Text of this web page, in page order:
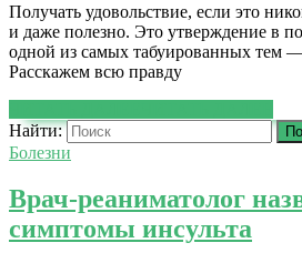
Получать удовольствие, если это
и даже полезно. Это утверждение в
одной из самых табуированных тем
Расскажем всю правду
Найти:
Болезни
Врач-реаниматолог
симптомы инсульта